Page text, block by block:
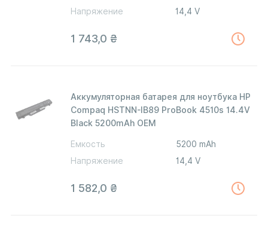
Напряжение
14,4 V
1 743,0 ₴
Аккумуляторная батарея для ноутбука HP
Compaq HSTNN-IB89 ProBook 4510s 14.4V
Black 5200mAh OEM
Емкость
5200 mAh
Напряжение
14,4 V
1 582,0 ₴